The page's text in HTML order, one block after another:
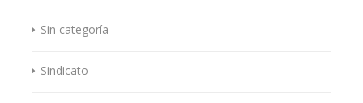
Sin categoría
Sindicato